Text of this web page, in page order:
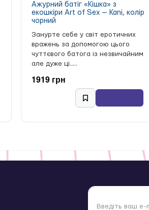
Ажурний батіг «Кішка» з
екошкіри Art of Sex — Kani, колір
чорний
Занурте себе у світ еротичних
вражень за допомогою цього
чуттєвого батога із незвичайним
але дуже ці.....
1919 грн